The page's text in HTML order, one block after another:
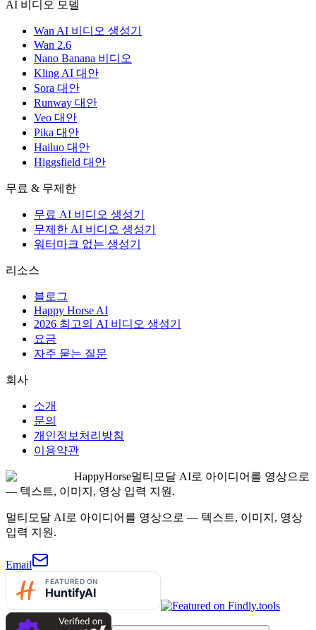
AI 비디오 모델
Wan AI 비디오 생성기
Wan 2.6
Nano Banana 비디오
Kling AI 대안
Sora 대안
Runway 대안
Veo 대안
Pika 대안
Hailuo 대안
Higgsfield 대안
무료 & 무제한
무료 AI 비디오 생성기
무제한 AI 비디오 생성기
워터마크 없는 생성기
리소스
블로그
Happy Horse AI
2026 최고의 AI 비디오 생성기
요금
자주 묻는 질문
회사
소개
문의
개인정보처리방침
이용약관
HappyHorse멀티모달 AI로 아이디어를 영상으로
— 텍스트, 이미지, 영상 입력 지원.
멀티모달 AI로 아이디어를 영상으로 — 텍스트, 이미지, 영상
입력 지원.
Email